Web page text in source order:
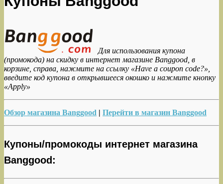
Для использования купона
(промокода) на скидку в интернет магазине Banggood, в
корзине, справа, нажмите на ссылку «Have a coupon code?»,
введите код купона в открывшееся окошко и нажмите кнопку
«Apply»
Обзор магазина Banggood | Перейти в магазин Banggood
Купоны/промокоды интернет магазина
Banggood: